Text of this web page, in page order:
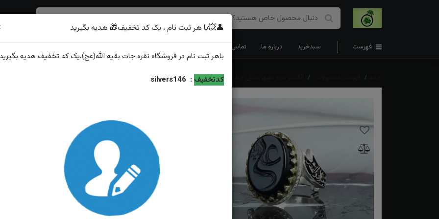
فهرست سبدخرید درباره ما تماس با ما
انگشتر نقره عقیق مشکی خطی حکاکی یا علی
ویژگی‌های محصول
نگین: عقیق مشکی
عيار نقره: ۹۲۵
ویژگی: ارسال و سایز رایگان همراه با هدیه زعفران قائنات از...
👤💥با هر ثبت نام ، یک کد تخفیف🎁 هدیه بگیرید
باهر ثبت نام در فروشگاه نقره جات بقیه الله(عج)،یک کد تخفیف هدیه
کدتخفیف :
silvers146